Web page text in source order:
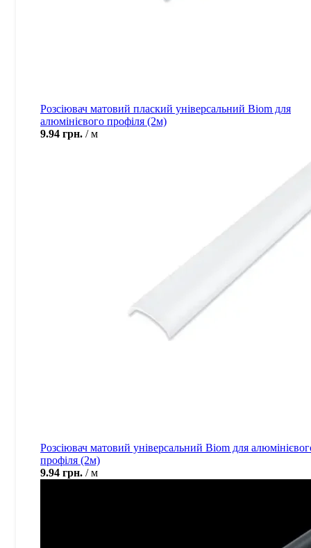
Розсіювач матовий плаский універсальний Biom для
алюмінієвого профіля (2м)
9.94 грн. м
Розсіювач матовий універсальний Biom для
профіля (2м)
9.94 грн. м